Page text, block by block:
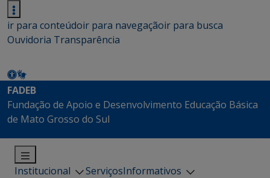
ir para conteúdoir para navegaçãoir para busca
Ouvidoria Transparência
FADEB
Fundação de Apoio e Desenvolvimento Educação Básica
de Mato Grosso do Sul
Institucional ServiçosInformativos